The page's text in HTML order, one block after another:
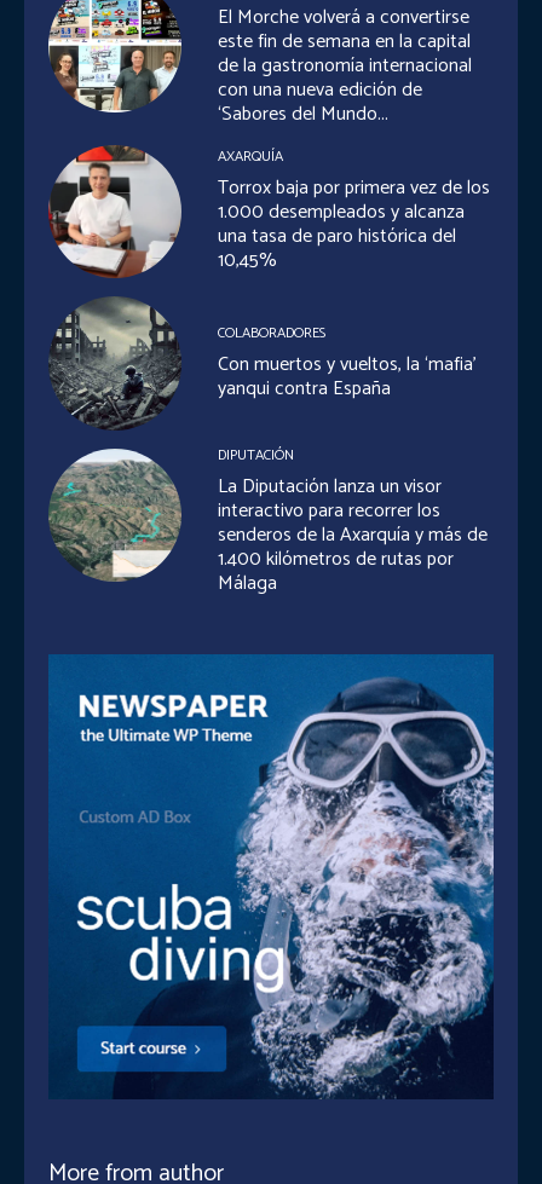
El Morche volverá a convertirse
este fin de semana en la capital
de la gastronomía internacional
con una nueva edición de
‘Sabores del Mundo...
AXARQUÍA
Torrox baja por primera vez de los
1.000 desempleados y alcanza
una tasa de paro histórica del
10,45%
COLABORADORES
Con muertos y vueltos, la ‘mafia’
yanqui contra España
DIPUTACIÓN
La Diputación lanza un visor
interactivo para recorrer los
senderos de la Axarquía y más de
1.400 kilómetros de rutas por
Málaga
More from author